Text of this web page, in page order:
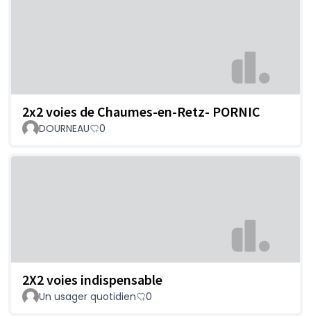
2x2 voies de Chaumes-en-Retz- PORNIC
DOURNEAU 0
2X2 voies indispensable
Un usager quotidien 0